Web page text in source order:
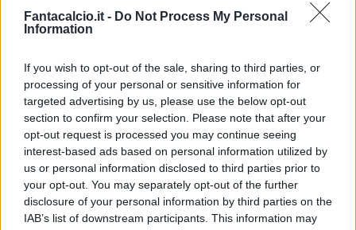
Fantacalcio.it - Do Not Process My Personal
Information
If you wish to opt-out of the sale, sharing to third parties, or
processing of your personal or sensitive information for
targeted advertising by us, please use the below opt-out
section to confirm your selection. Please note that after your
opt-out request is processed you may continue seeing
interest-based ads based on personal information utilized by
us or personal information disclosed to third parties prior to
your opt-out. You may separately opt-out of the further
disclosure of your personal information by third parties on the
IAB’s list of downstream participants. This information may
Bonus Malus
Presenze a
voto